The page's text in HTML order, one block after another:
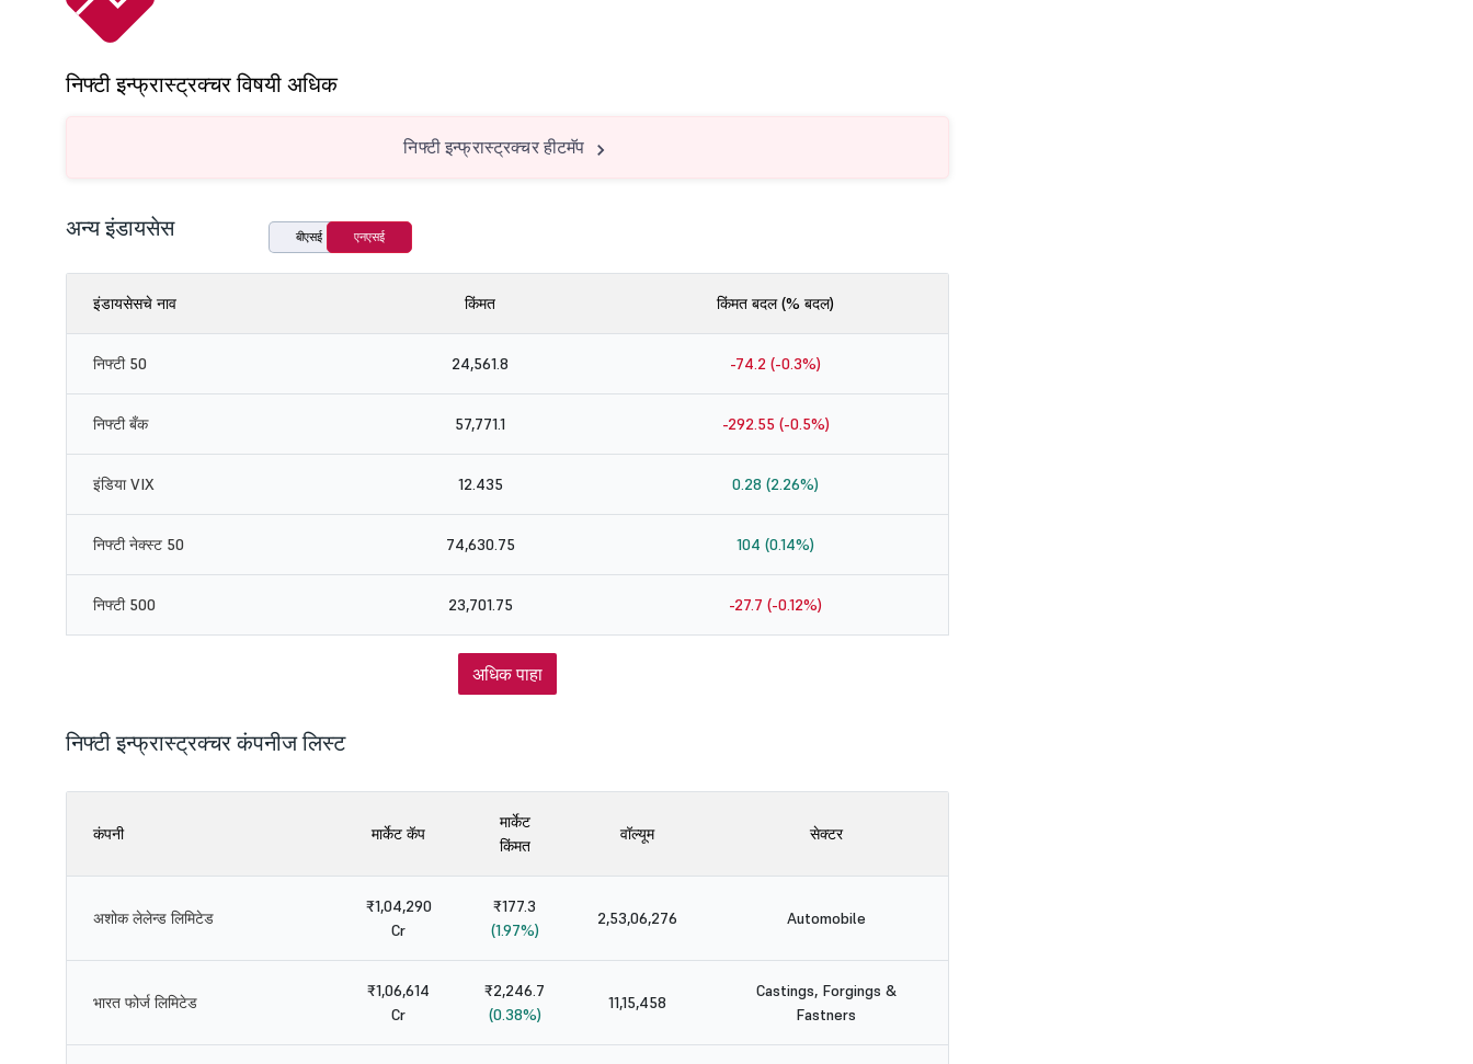
निफ्टी इन्फ्रास्ट्रक्चर विषयी अधिक
निफ्टी इन्फ्रास्ट्रक्चर हीटमॅप
अन्य इंडायसेस बीएसई एनएसई
इंडायसेसचे नाव किंमत किंमत बदल (% बदल)
निफ्टी 50 24,561.8 -74.2 (-0.3%)
निफ्टी बँक 57,771.1 -292.55 (-0.5%)
इंडिया VIX 12.435 0.28 (2.26%)
निफ्टी नेक्स्ट 50 74,630.75 104 (0.14%)
निफ्टी 500 23,701.75 -27.7 (-0.12%)
अधिक पाहा
निफ्टी इन्फ्रास्ट्रक्चर कंपनीज लिस्ट
कंपनी मार्केट कॅप
मार्केट
किंमत
वॉल्यूम सेक्टर
अशोक लेलेन्ड लिमिटेड
₹1,04,290
Cr
₹177.3
(1.97%)
2,53,06,276 Automobile
भारत फोर्ज लिमिटेड
₹1,06,614
Cr
₹2,246.7
(0.38%)
11,15,458
Castings, Forgings &
Fastners